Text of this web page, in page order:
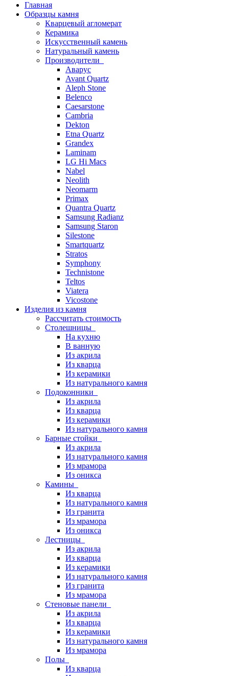
Главная
Образцы камня
Кварцевый агломерат
Керамика
Искусственный камень
Натуральный камень
Производители
Аварус
Avant Quartz
Aleph Stone
Belenco
Caesarstone
Cambria
Dekton
Etna Quartz
Grandex
Laminam
LG Hi Macs
Nabel
Neolith
Neomarm
Primax
Quantra Quartz
Samsung Radianz
Samsung Staron
Silestone
Smartquartz
Stratos
Symphony
Technistone
Teltos
Viatera
Vicostone
Изделия из камня
Рассчитать стоимость
Столешницы
На кухню
В ванную
Из акрила
Из кварца
Из керамики
Из натурального камня
Подоконники
Из акрила
Из кварца
Из керамики
Из натурального камня
Барные стойки
Из акрила
Из натурального камня
Из мрамора
Из оникса
Камины
Из кварца
Из натурального камня
Из гранита
Из мрамора
Из оникса
Лестницы
Из акрила
Из кварца
Из керамики
Из натурального камня
Из гранита
Из мрамора
Стеновые панели
Из акрила
Из кварца
Из керамики
Из натурального камня
Из мрамора
Полы
Из кварца